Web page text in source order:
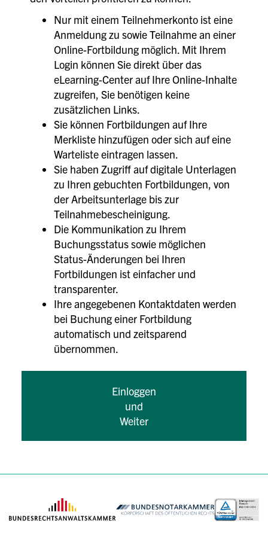
Nur mit einem Teilnehmerkonto ist eine
Anmeldung zu sowie Teilnahme an einer
Online-Fortbildung möglich. Mit Ihrem
Login können Sie direkt über das
eLearning-Center auf Ihre Online-Inhalte
zugreifen, Sie benötigen keine
zusätzlichen Links.
Sie können Fortbildungen auf Ihre
Merkliste hinzufügen oder sich auf eine
Warteliste eintragen lassen.
Sie haben Zugriff auf digitale Unterlagen
zu Ihren gebuchten Fortbildungen, von
der Arbeitsunterlage bis zur
Teilnahmebescheinigung.
Die Kommunikation zu Ihrem
Buchungsstatus sowie möglichen
Status-Änderungen bei Ihren
Fortbildungen ist einfacher und
transparenter.
Ihre angegebenen Kontaktdaten werden
bei Buchung einer Fortbildung
automatisch und zeitsparend
übernommen.
Einloggen
und
Weiter